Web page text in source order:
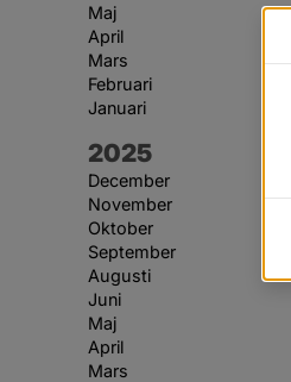
Maj
April
Mars
Februari
Januari
År:
2025
December
November
Oktober
September
Augusti
Juni
Maj
April
Mars